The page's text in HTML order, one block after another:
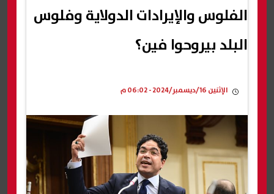
الفلوس والإيرادات الدولاية وفلوس
البلد بيروحوا فين؟
الإثنين 16/ديسمبر/2024 - 06:02 م